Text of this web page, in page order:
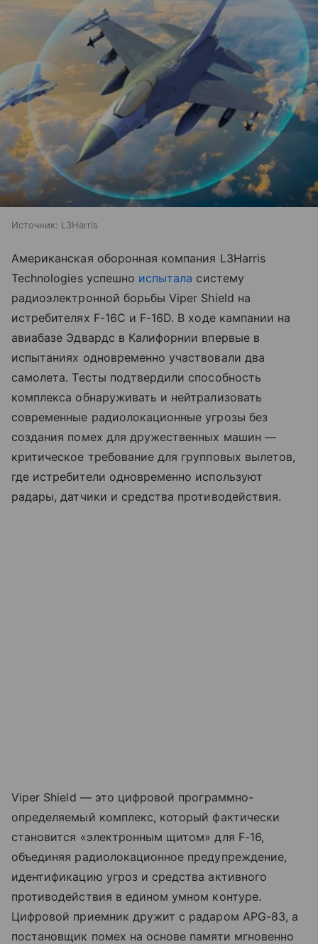
Источник: L3Harris
Американская оборонная компания L3Harris
Technologies успешно испытала систему
радиоэлектронной борьбы Viper Shield на
истребителях F-16C и F-16D. В ходе кампании на
авиабазе Эдвардс в Калифорнии впервые в
испытаниях одновременно участвовали два
самолета. Тесты подтвердили способность
комплекса обнаруживать и нейтрализовать
современные радиолокационные угрозы без
создания помех для дружественных машин —
критическое требование для групповых вылетов,
где истребители одновременно используют
радары, датчики и средства противодействия.
Viper Shield — это цифровой программно-
определяемый комплекс, который фактически
становится «электронным щитом» для F-16,
объединяя радиолокационное предупреждение,
идентификацию угроз и средства активного
противодействия в едином умном контуре.
Цифровой приемник дружит с радаром APG-83, а
постановщик помех на основе памяти мгновенно